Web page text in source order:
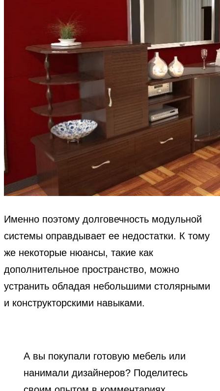
Именно поэтому долговечность модульной
системы оправдывает ее недостатки. К тому
же некоторые нюансы, такие как
дополнительное пространство, можно
устранить обладая небольшими столярными
и конструкторскими навыками.
А вы покупали готовую мебель или
нанимали дизайнеров? Поделитесь